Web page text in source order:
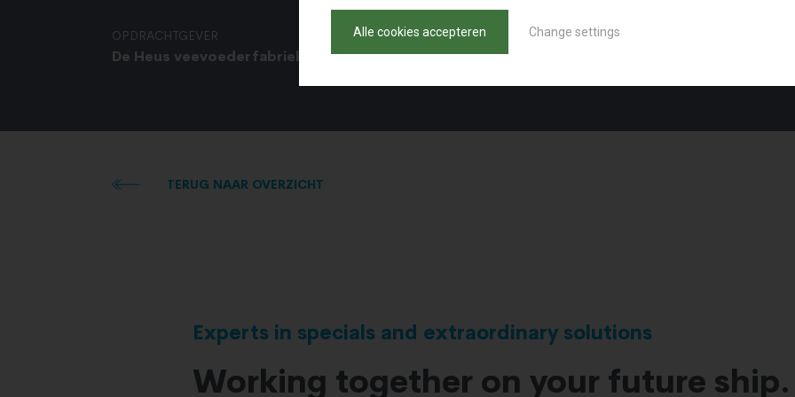
OPDRACHTGEVER
De Heus veevoederfabrieken BV.
TERUG NAAR OVERZICHT
Experts in specials and extraordinary solutions
Working together on your future ship.
Alle cookies accepteren Change settings